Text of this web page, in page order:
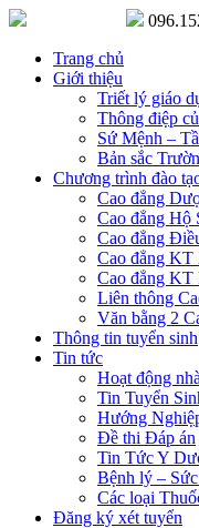
Trang chủ
Giới thiệu
Triết lý giáo
Thông điệp
Sứ Mệnh –
Bản sắc
Chương trình đào
Cao đẳng
Cao đẳng Hộ
Cao đẳng
Cao đẳng
Cao đẳng KT
Liên thông
Văn bằng 2
Thông tin tuyển sinh
Tin tức
Hoạt động
Tin Tuyển
Hướng
Đề thi Đáp án
Tin Tức Y
Bệnh lý –
Các loại
Đăng ký xét tuyển